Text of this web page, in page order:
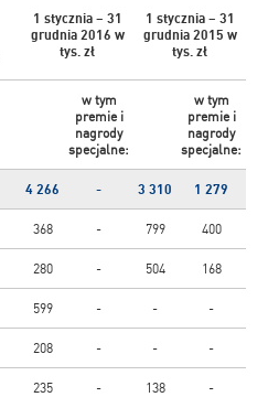
1 stycznia – 31
grudnia 2016 w
tys. zł
1 stycznia – 31
grudnia 2015 w
tys. zł
w tym
premie i
nagrody
specjalne:
w tym
premie i
nagrody
specjalne:
4 266 - 3 310 1 279
368 - 799 400
280 - 504 168
599 - - -
208 - - -
235 - 138 -